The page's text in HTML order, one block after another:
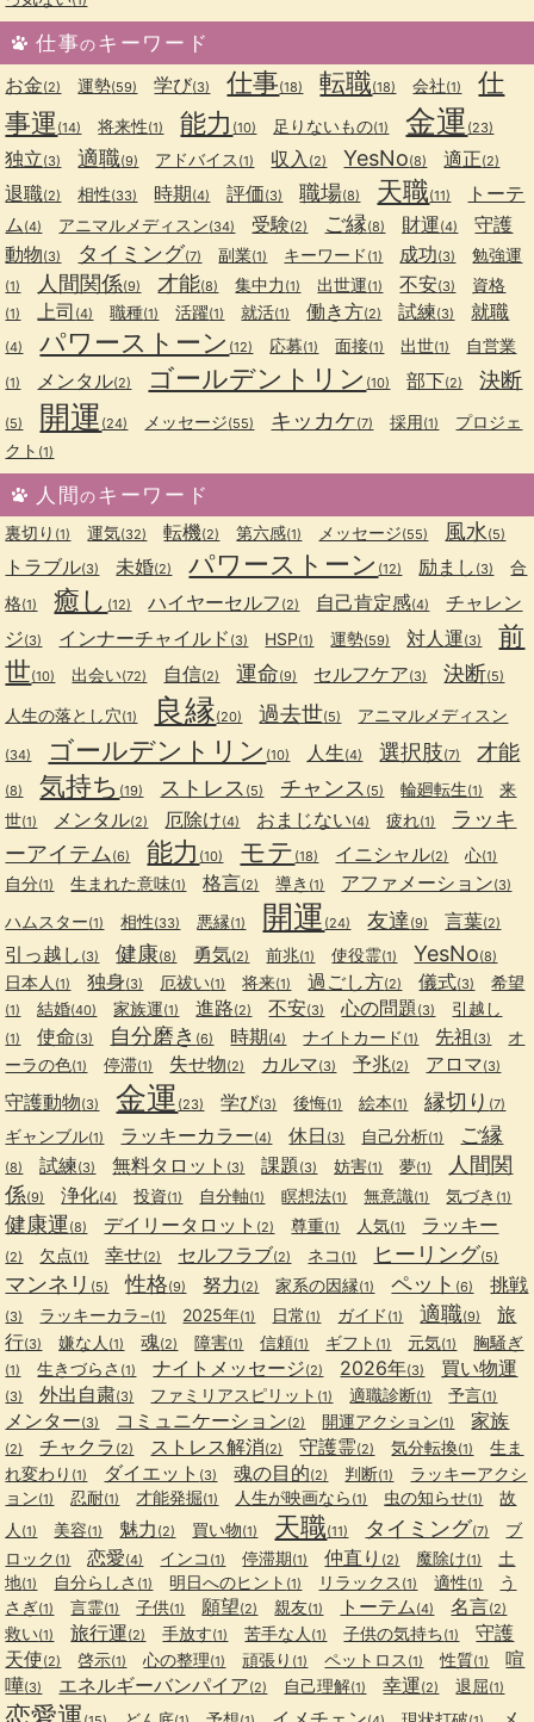
仕事のキーワード
お金(2) 運勢(59) 学び(3) 仕事(18) 転職(18) 会社(1)
仕
事運 (14) 将来性(1) 能力 (10) 足りないもの(1) 金運 (23)
独立(3) 適職(9) アドバイス (1) 収入 (2) YesNo(8) 適正(2)
退職(2) 相性(33) 時期(4) 評価(3) 職場(8) 天職(11)
トーテ
ム (4) アニマルメディスン(34) 受験(2) ご縁(8) 財運(4)
守護
動物(3) タイミング(7) 副業(1) キーワード (1) 成功(3) 勉強運
(1) 人間関係(9) 才能(8) 集中力 (1) 出世運(1) 不安(3) 資格
(1) 上司 (4) 職種(1) 活躍(1) 就活(1) 働き方(2) 試練(3) 就職
(4) パワーストーン (12) 応募(1) 面接(1) 出世(1) 自営業
(1) メンタル(2) ゴールデントリン (10) 部下(2) 決断
(5) 開運 (24) メッセージ(55) キッカケ(7) 採用(1)
プロジェ
クト (1)
人間のキーワード
裏切り (1) 運気(32) 転機(2) 第六感(1) メッセージ(55) 風水(5)
トラブル(3) 未婚(2) パワーストーン (12) 励まし (3)
合
格(1) 癒し (12) ハイヤーセルフ (2) 自己肯定感(4)
チャレン
ジ(3) インナーチャイルド (3) HSP(1) 運勢(59) 対人運(3)
前
世(10) 出会い(72) 自信(2) 運命(9) セルフケア(3) 決断(5)
人生の落とし穴(1) 良縁(20) 過去世(5) アニマルメディスン
(34) ゴールデントリン (10) 人生(4) 選択肢(7) 才能
(8) 気持ち (19) ストレス (5) チャンス (5) 輪廻転生(1)
来
世(1) メンタル(2) 厄除け(4) おまじない(4) 疲れ(1)
ラッキ
ーアイテム (6) 能力 (10) モテ (18) イニシャル(2) 心(1)
自分(1) 生まれた意味(1) 格言(2) 導き (1) アファメーション(3)
ハムスター(1) 相性(33) 悪縁(1) 開運 (24) 友達 (9) 言葉(2)
引っ越し (3) 健康(8) 勇気(2) 前兆(1) 使役霊(1) YesNo(8)
日本人 (1) 独身(3) 厄祓い(1) 将来(1) 過ごし方(2) 儀式(3) 希望
(1) 結婚(40) 家族運(1) 進路(2) 不安(3) 心の問題 (3) 引越し
(1) 使命(3) 自分磨き (6) 時期(4) ナイトカード (1) 先祖 (3)
オ
ーラの色(1) 停滞(1) 失せ物(2) カルマ(3) 予兆(2) アロマ(3)
守護動物(3) 金運 (23) 学び(3) 後悔(1) 絵本(1) 縁切り (7)
ギャンブル(1) ラッキーカラー(4) 休日 (3) 自己分析(1) ご縁
(8) 試練(3) 無料タロット (3) 課題 (3) 妨害(1) 夢(1)
人間関
係(9) 浄化(4) 投資(1) 自分軸(1) 瞑想法(1) 無意識(1) 気づき (1)
健康運(8) デイリータロット (2) 尊重(1) 人気(1) ラッキー
(2) 欠点(1) 幸せ(2) セルフラブ(2) ネコ (1) ヒーリング(5)
マンネリ (5) 性格(9) 努力 (2) 家系の因縁(1) ペット (6) 挑戦
(3) ラッキーカラ−(1) 2025年(1) 日常 (1) ガイド (1) 適職(9)
旅
行(3) 嫌な人 (1) 魂(2) 障害(1) 信頼(1) ギフト (1) 元気(1) 胸騒ぎ
(1) 生きづらさ (1) ナイトメッセージ(2) 2026年(3) 買い物運
(3) 外出自粛(3) ファミリアスピリット (1) 適職診断(1) 予言(1)
メンター(3) コミュニケーション(2) 開運アクション(1) 家族
(2) チャクラ (2) ストレス解消(2) 守護霊(2) 気分転換(1)
生ま
れ変わり (1) ダイエット (3) 魂の目的(2) 判断(1)
ラッキーアクシ
ョン(1) 忍耐(1) 才能発掘(1) 人生が映画なら (1) 虫の知らせ(1)
故
人 (1) 美容(1) 魅力 (2) 買い物(1) 天職(11) タイミング(7)
ブ
ロック (1) 恋愛(4) インコ (1) 停滞期(1) 仲直り (2) 魔除け(1)
土
地(1) 自分らしさ (1) 明日へのヒント (1) リラックス (1) 適性(1)
う
さぎ(1) 言霊(1) 子供(1) 願望(2) 親友(1) トーテム (4) 名言(2)
救い(1) 旅行運(2) 手放す(1) 苦手な人 (1) 子供の気持ち(1)
守護
天使(2) 啓示(1) 心の整理(1) 頑張り (1) ペットロス (1) 性質(1)
喧
嘩(3) エネルギーバンパイア(2) 自己理解(1) 幸運(2) 退屈(1)